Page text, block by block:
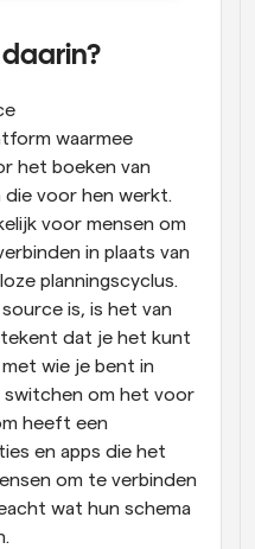
daarin?
waarmee
het boeken van
die voor hen werkt.
voor mensen om
in plaats van
planningscyclus.
is, is het van
dat je het kunt
wie je bent in
om het voor
heeft een
en apps die het
om te verbinden
wat hun schema